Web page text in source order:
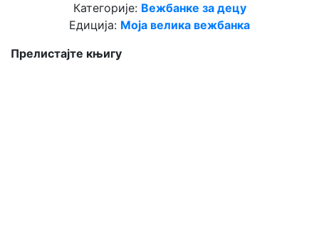
Категорије: Вежбанке за децу
Едиција: Моја велика вежбанка
Прелистајте књигу